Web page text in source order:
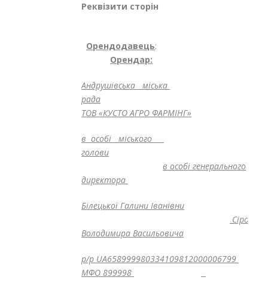
Реквізити сторін
Орендодавець
Орендар:
Андрушівська міська
рада
ТОВ «КУСТО АГРО ФАРМІНГ»
в особі міського
голови
в особі генерального
директора
Білецької Галини Іванівни
Сірого
Володимира Васильовича
р/р UA658999980334109812000006799
МФО 899998